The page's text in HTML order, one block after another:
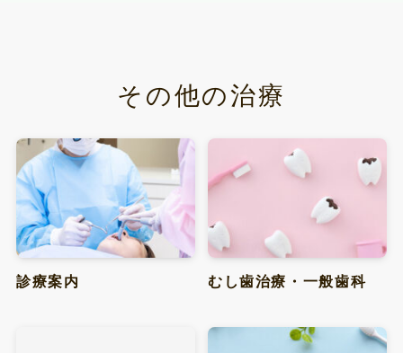
その他の治療
診療案内 むし歯治療・一般歯科